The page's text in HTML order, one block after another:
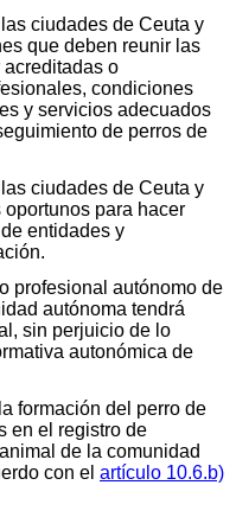
ciudades de Ceuta y
que deben reunir las
o
condiciones
y servicios adecuados
de perros de
ciudades de Ceuta y
para hacer
entidades y
profesional autónomo de
autónoma tendrá
sin perjuicio de lo
autonómica de
formación del perro de
en el registro de
de la comunidad
con el artículo 10.6.b)